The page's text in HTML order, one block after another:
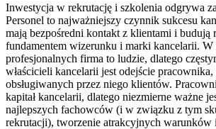
Inwestycja w rekrutację i szkolenia odgrywa
Personel to najważniejszy czynnik sukcesu
mają bezpośredni kontakt z klientami i budują
fundamentem wizerunku i marki kancelarii. W
profesjonalnych firma to ludzie, dlatego
właścicieli kancelarii jest odejście
obsługiwanych przez niego klientów.
kapitał kancelarii, dlatego niezmierne ważne
najlepszych fachowców (i w związku z tym
rekrutacji), tworzenie atrakcyjnych warunków